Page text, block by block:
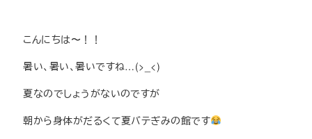
こんにちは〜！！
暑い、暑い、暑いですね…(>_<)
夏なのでしょうがないのですが
朝から身体がだるくて夏バテぎみの館です